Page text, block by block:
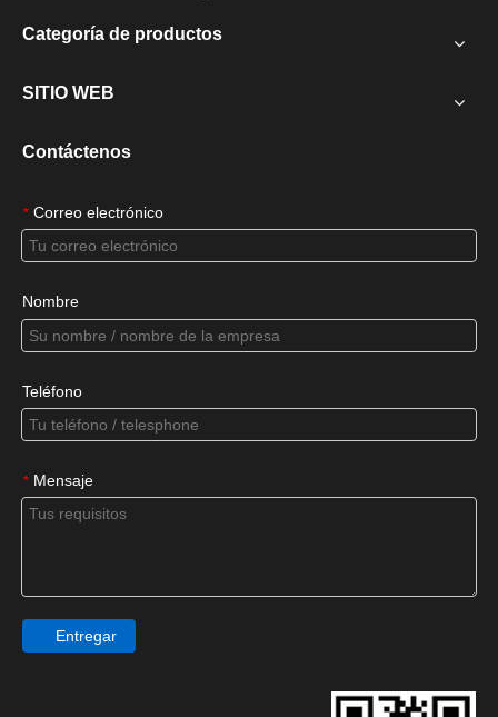
Categoría de productos
SITIO WEB
Contáctenos
* Correo electrónico
Nombre
Teléfono
* Mensaje
Entregar